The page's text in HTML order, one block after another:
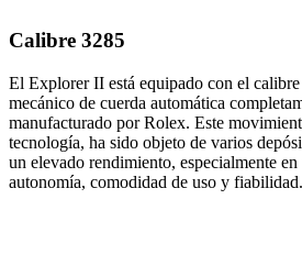
Calibre 3285
El Explorer II está equipado con el
mecánico de cuerda automática
manufacturado por Rolex. Este
tecnología, ha sido objeto de varios
un elevado rendimiento, especialmente
autonomía, comodidad de uso y fiabilidad.